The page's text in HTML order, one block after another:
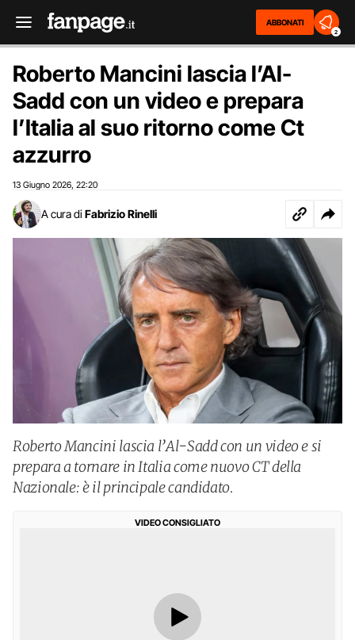
ABBONATI
2
Roberto Mancini lascia l’Al-
Sadd con un video e prepara
l’Italia al suo ritorno come Ct
azzurro
13 Giugno 2026 22:20
A cura di Fabrizio Rinelli
Roberto Mancini lascia l’Al-Sadd con un video e si
prepara a tornare in Italia come nuovo CT della
Nazionale: è il principale candidato.
VIDEO CONSIGLIATO